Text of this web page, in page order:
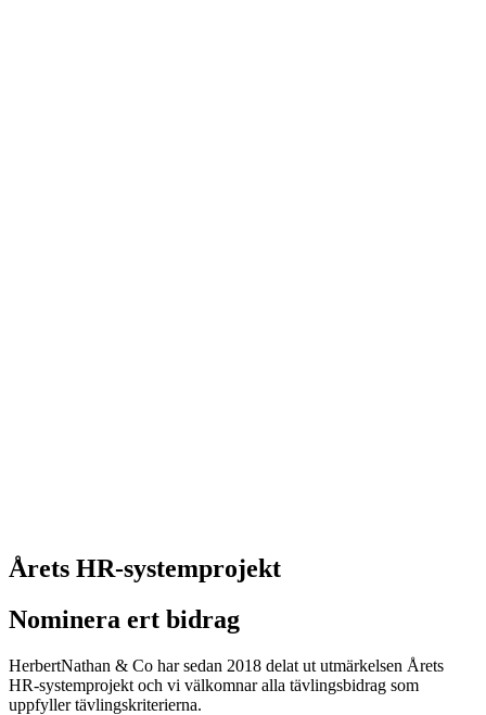
Årets HR-systemprojekt
Nominera ert bidrag
HerbertNathan & Co har sedan 2018 delat ut utmärkelsen Årets
HR-systemprojekt och vi välkomnar alla tävlingsbidrag som
uppfyller tävlingskriterierna.